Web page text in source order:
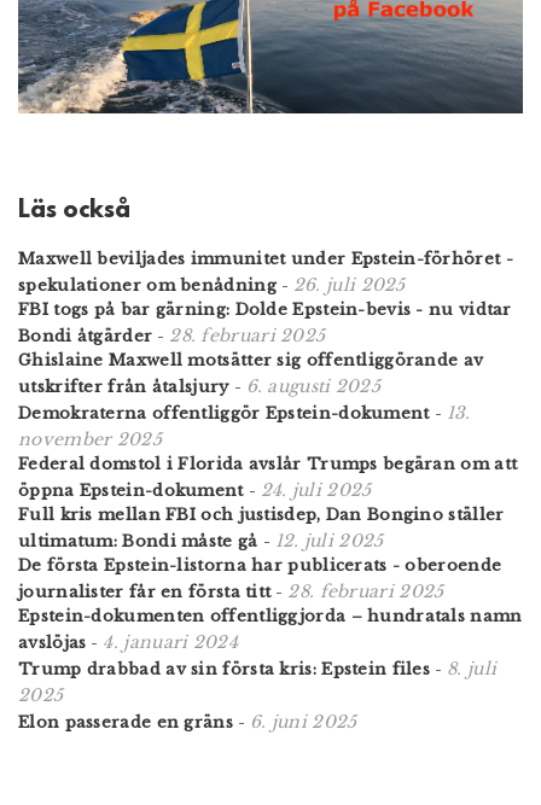
Läs också
Maxwell beviljades immunitet under Epstein-förhöret -
spekulationer om benådning- 26. juli 2025
FBI togs på bar gärning: Dolde Epstein-bevis - nu vidtar
Bondi åtgärder - 28. februari 2025
Ghislaine Maxwell motsätter sig offentliggörande av
utskrifter från åtalsjury- 6. augusti 2025
Demokraterna offentliggör Epstein-dokument- 13.
november 2025
Federal domstol i Florida avslår Trumps begäran om att
öppna Epstein-dokument- 24. juli 2025
Full kris mellan FBI och justisdep, Dan Bongino ställer
ultimatum: Bondi måste gå - 12. juli 2025
De första Epstein-listorna har publicerats - oberoende
journalister får en första titt- 28. februari 2025
Epstein-dokumenten offentliggjorda – hundratals namn
avslöjas - 4. januari 2024
Trump drabbad av sin första kris: Epstein files - 8. juli
2025
Elon passerade en gräns- 6. juni 2025